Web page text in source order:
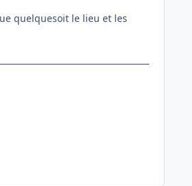
quelquesoit le lieu et les